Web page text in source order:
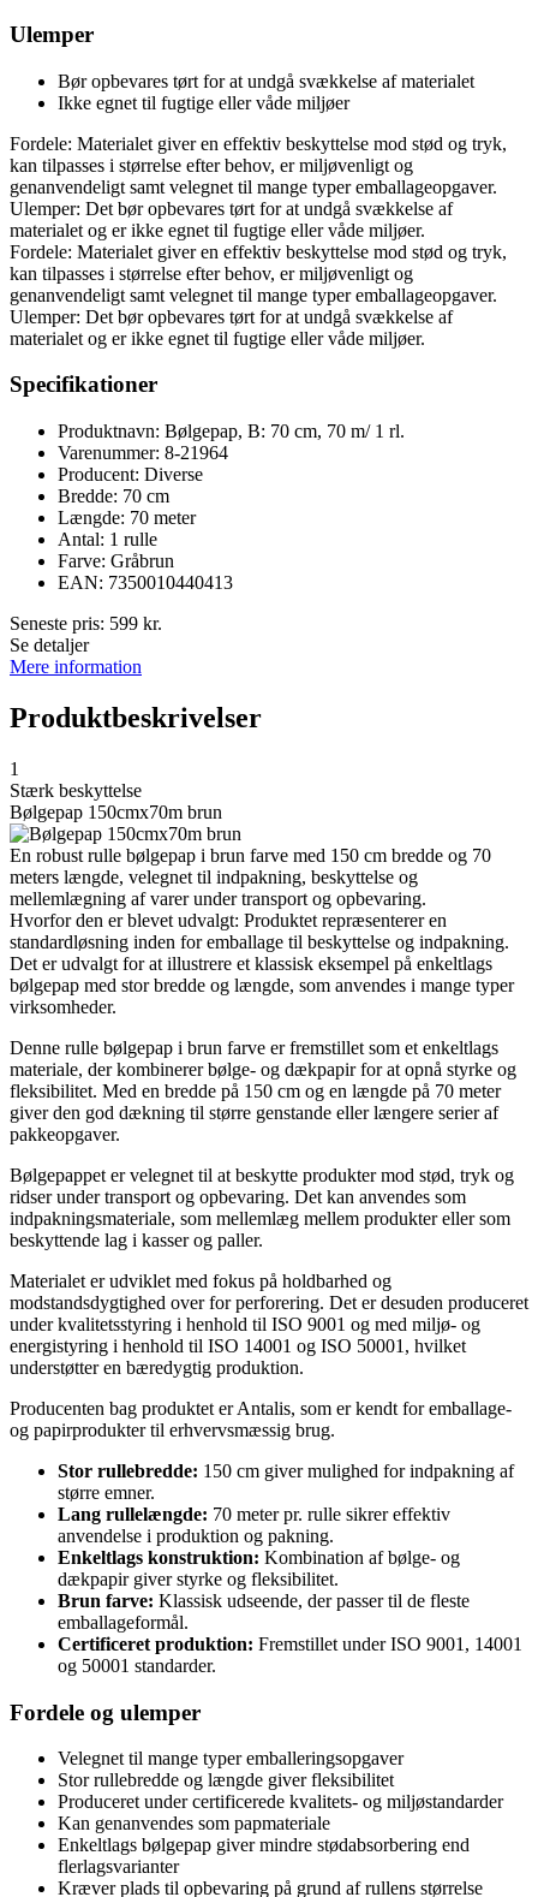
Ulemper
Bør opbevares tørt for at undgå svækkelse af materialet
Ikke egnet til fugtige eller våde miljøer
Fordele: Materialet giver en effektiv beskyttelse mod stød og tryk,
kan tilpasses i størrelse efter behov, er miljøvenligt og
genanvendeligt samt velegnet til mange typer emballageopgaver.
Ulemper: Det bør opbevares tørt for at undgå svækkelse af
materialet og er ikke egnet til fugtige eller våde miljøer.
Fordele: Materialet giver en effektiv beskyttelse mod stød og tryk,
kan tilpasses i størrelse efter behov, er miljøvenligt og
genanvendeligt samt velegnet til mange typer emballageopgaver.
Ulemper: Det bør opbevares tørt for at undgå svækkelse af
materialet og er ikke egnet til fugtige eller våde miljøer.
Specifikationer
Produktnavn: Bølgepap, B: 70 cm, 70 m/ 1 rl.
Varenummer: 8-21964
Producent: Diverse
Bredde: 70 cm
Længde: 70 meter
Antal: 1 rulle
Farve: Gråbrun
EAN: 7350010440413
Seneste pris: 599 kr.
Se detaljer
Mere information
Produktbeskrivelser
1
Stærk beskyttelse
Bølgepap 150cmx70m brun
En robust rulle bølgepap i brun farve med 150 cm bredde og 70
meters længde, velegnet til indpakning, beskyttelse og
mellemlægning af varer under transport og opbevaring.
Hvorfor den er blevet udvalgt: Produktet repræsenterer en
standardløsning inden for emballage til beskyttelse og indpakning.
Det er udvalgt for at illustrere et klassisk eksempel på enkeltlags
bølgepap med stor bredde og længde, som anvendes i mange typer
virksomheder.
Denne rulle bølgepap i brun farve er fremstillet som et enkeltlags
materiale, der kombinerer bølge- og dækpapir for at opnå styrke og
fleksibilitet. Med en bredde på 150 cm og en længde på 70 meter
giver den god dækning til større genstande eller længere serier af
pakkeopgaver.
Bølgepappet er velegnet til at beskytte produkter mod stød, tryk og
ridser under transport og opbevaring. Det kan anvendes som
indpakningsmateriale, som mellemlæg mellem produkter eller som
beskyttende lag i kasser og paller.
Materialet er udviklet med fokus på holdbarhed og
modstandsdygtighed over for perforering. Det er desuden produceret
under kvalitetsstyring i henhold til ISO 9001 og med miljø- og
energistyring i henhold til ISO 14001 og ISO 50001, hvilket
understøtter en bæredygtig produktion.
Producenten bag produktet er Antalis, som er kendt for emballage-
og papirprodukter til erhvervsmæssig brug.
Stor rullebredde: 150 cm giver mulighed for indpakning af
større emner.
Lang rullelængde: 70 meter pr. rulle sikrer effektiv
anvendelse i produktion og pakning.
Enkeltlags konstruktion: Kombination af bølge- og
dækpapir giver styrke og fleksibilitet.
Brun farve: Klassisk udseende, der passer til de fleste
emballageformål.
Certificeret produktion: Fremstillet under ISO 9001, 14001
og 50001 standarder.
Fordele og ulemper
Velegnet til mange typer emballeringsopgaver
Stor rullebredde og længde giver fleksibilitet
Produceret under certificerede kvalitets- og miljøstandarder
Kan genanvendes som papmateriale
Enkeltlags bølgepap giver mindre stødabsorbering end
flerlagsvarianter
Kræver plads til opbevaring på grund af rullens størrelse